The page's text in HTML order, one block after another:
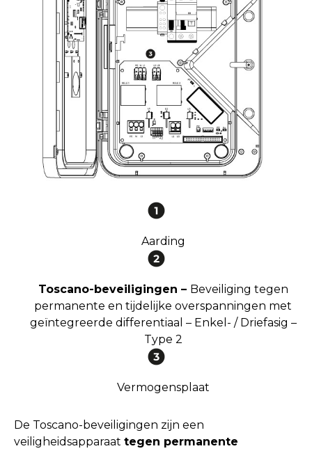
Aarding
Toscano-beveiligingen – Beveiliging tegen
permanente en tijdelijke overspanningen met
geïntegreerde differentiaal – Enkel- / Driefasig –
Type 2
Vermogensplaat
De Toscano-beveiligingen zijn een
veiligheidsapparaat tegen permanente